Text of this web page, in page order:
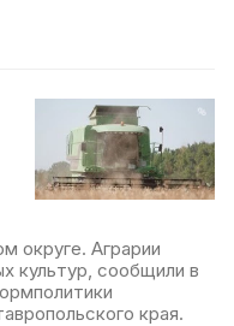
округе. Аграрии
культур, сообщили в
края.